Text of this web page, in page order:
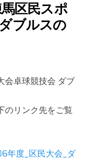
区民スポ
ブルスの
会卓球競技会 ダブ
のリンク先をご覧
度_区民大会_ダ